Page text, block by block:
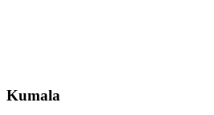
Kumala